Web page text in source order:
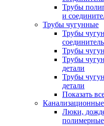
Трубы
и
Трубы чугунные
Трубы
Трубы
Трубы
детали
Трубы
детали
Показать
Люки,
полимерные